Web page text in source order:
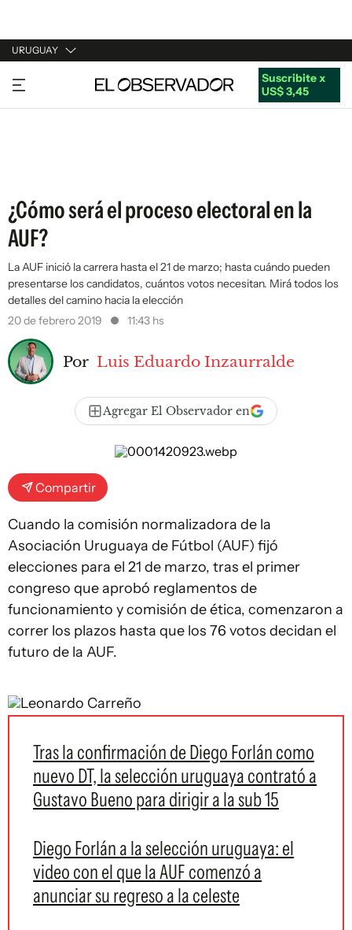
URUGUAY
URUGUAY
ARGENTINA
Suscribite x
US$ 3,45
¿Cómo será el proceso electoral en la
AUF?
La AUF inició la carrera hasta el 21 de marzo; hasta cuándo pueden
presentarse los candidatos, cuántos votos necesitan. Mirá todos los
detalles del camino hacia la elección
20 de febrero 2019
11:43 hs
Por Luis Eduardo Inzaurralde
Agregar El Observador en
Compartir
Cuando la comisión normalizadora de la
Asociación Uruguaya de Fútbol (AUF) fijó
elecciones para el 21 de marzo, tras el primer
congreso que aprobó reglamentos de
funcionamiento y comisión de ética, comenzaron a
correr los plazos hasta que los 76 votos decidan el
futuro de la AUF.
Leonardo Carreño
Tras la confirmación de Diego Forlán como
nuevo DT, la selección uruguaya contrató a
Gustavo Bueno para dirigir a la sub 15
Diego Forlán a la selección uruguaya: el
video con el que la AUF comenzó a
anunciar su regreso a la celeste